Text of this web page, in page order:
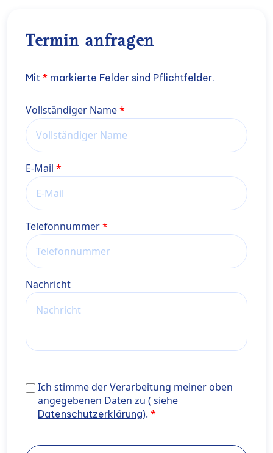
Termin anfragen
Mit * markierte Felder sind Pflichtfelder.
Name
Vollständiger Name
E-Mail
Telefonnummer
Nachricht
Ich stimme der Verarbeitung meiner oben
Daten zu ( siehe <a href="https://wiener-
privatklinik.com/datenschutzerklaerung/"
Ich stimme der Verarbeitung meiner oben
angegebenen Daten zu ( siehe
Datenschutzerklärung).